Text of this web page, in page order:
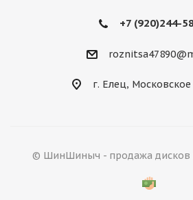
+7 (920)244-
г. Елец,
© ШинШиныч - продажа дисков